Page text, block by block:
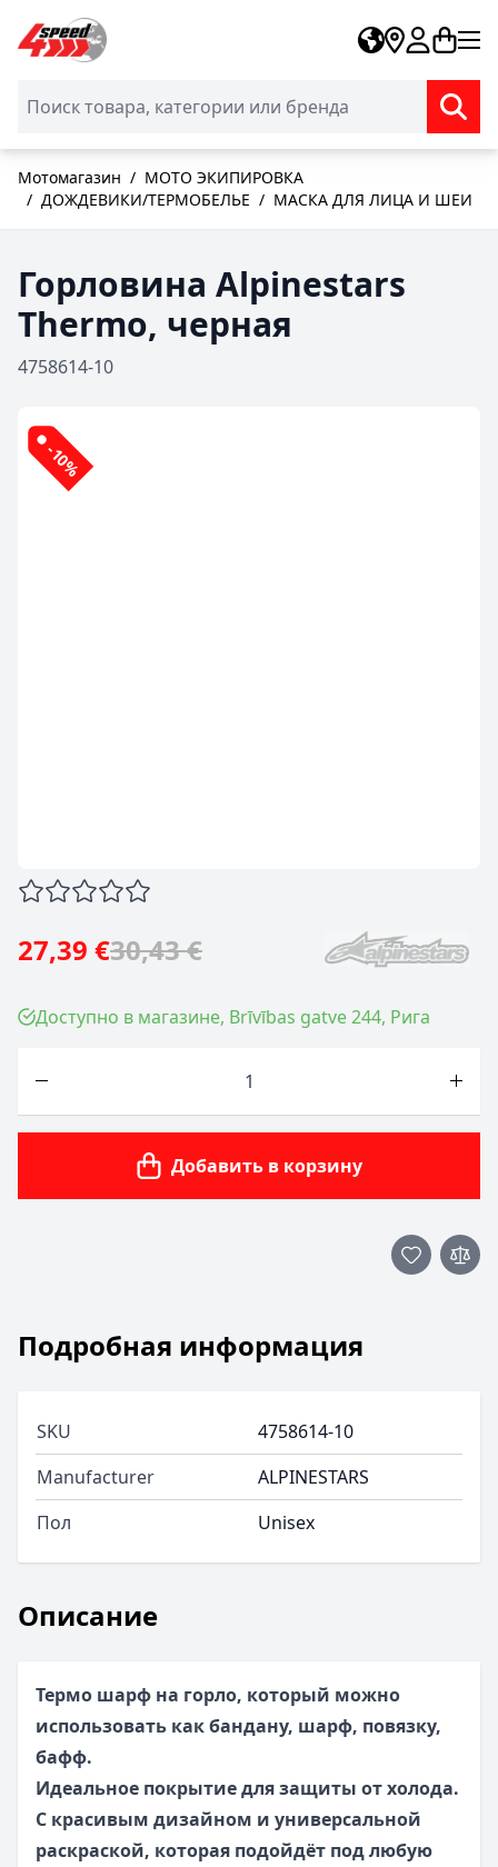
Skip to Content
Мотомагазин / МОТО ЭКИПИРОВКА
/ ДОЖДЕВИКИ/ТЕРМОБЕЛЬЕ / МАСКА ДЛЯ ЛИЦА И ШЕИ
Горловина Alpinestars
Thermo, черная
4758614-10
-10%
27,39 €30,43 €
Доступно в магазине, Brīvības gatve 244, Рига
Добавить в корзину
Описание
Термо шарф на горло, который можно
использовать как бандану, шарф, повязку,
бафф.
Идеальное покрытие для защиты от холода.
С красивым дизайном и универсальной
раскраской, которая подойдёт под любую
Подробная информация
SKU
4758614-10
Manufacturer
ALPINESTARS
Пол
Unisex